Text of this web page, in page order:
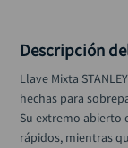
Descripción
Llave Mixta
hechas para
Su extremo abierto
rápidos, mientras
mototool
taladro
llave impacto